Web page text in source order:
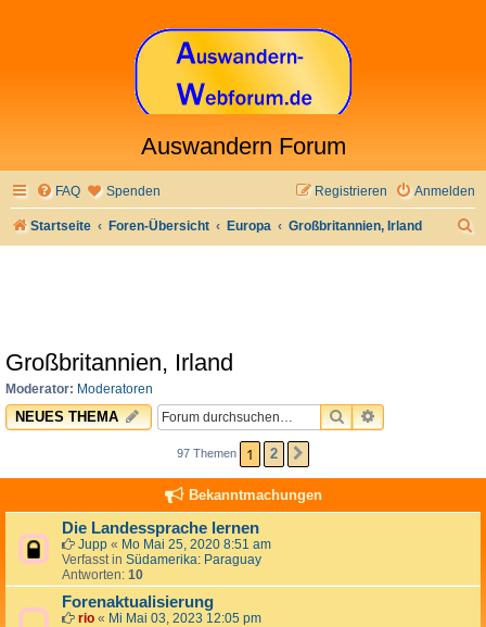
Auswandern Forum
FAQ Spenden Anmelden
Registrieren
Startseite Foren-Übersicht Europa Großbritannien, Irland
Großbritannien, Irland
Moderator: Moderatoren
NEUES THEMA SUCHEERWEITERTE
97 Themen 1 2
Bekanntmachungen
Die Landessprache lernen
Jupp « Mo Mai 25, 2020 8:51 am
Verfasst in Südamerika: Paraguay
Antworten: 10
Forenaktualisierung
rio « Mi Mai 03, 2023 12:05 pm